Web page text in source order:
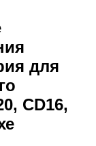
для
CD16,